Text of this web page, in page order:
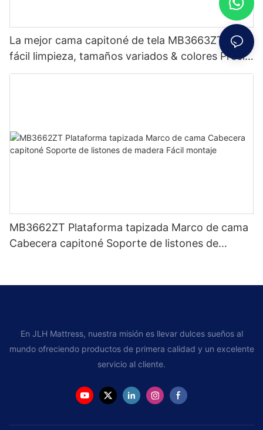
La mejor cama capitoné de tela MB3663ZT de
fácil limpieza, tamaños variados & colores Precio
de fábrica - Muebles JLH
MB3662ZT Plataforma tapizada Marco de cama
Cabecera capitoné Soporte de listones de
En JLH Mattress, nuestra misión es llevar dulces sueños al
mundo ofreciendo productos de primera calidad y un excelente
servicio al cliente.